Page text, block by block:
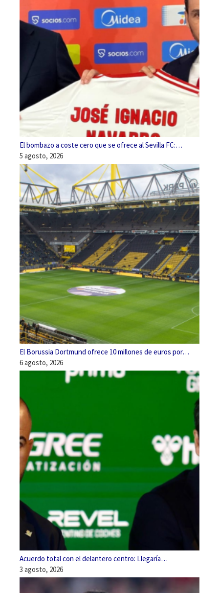
El bombazo a coste cero que se ofrece al Sevilla FC:…
5 agosto, 2026
El Borussia Dortmund ofrece 10 millones de euros por…
6 agosto, 2026
Acuerdo total con el delantero centro: Llegaría…
3 agosto, 2026